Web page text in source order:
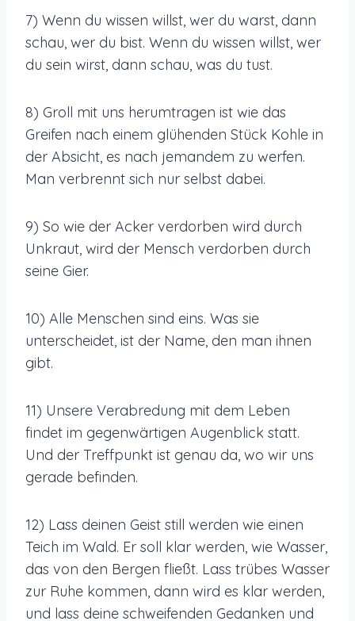
7) Wenn du wissen willst, wer du warst, dann
schau, wer du bist. Wenn du wissen willst, wer
du sein wirst, dann schau, was du tust.
8) Groll mit uns herumtragen ist wie das
Greifen nach einem glühenden Stück Kohle in
der Absicht, es nach jemandem zu werfen.
Man verbrennt sich nur selbst dabei.
9) So wie der Acker verdorben wird durch
Unkraut, wird der Mensch verdorben durch
seine Gier.
10) Alle Menschen sind eins. Was sie
unterscheidet, ist der Name, den man ihnen
gibt.
11) Unsere Verabredung mit dem Leben
findet im gegenwärtigen Augenblick statt.
Und der Treffpunkt ist genau da, wo wir uns
gerade befinden.
12) Lass deinen Geist still werden wie einen
Teich im Wald. Er soll klar werden, wie Wasser,
das von den Bergen fließt. Lass trübes Wasser
zur Ruhe kommen, dann wird es klar werden,
und lass deine schweifenden Gedanken und